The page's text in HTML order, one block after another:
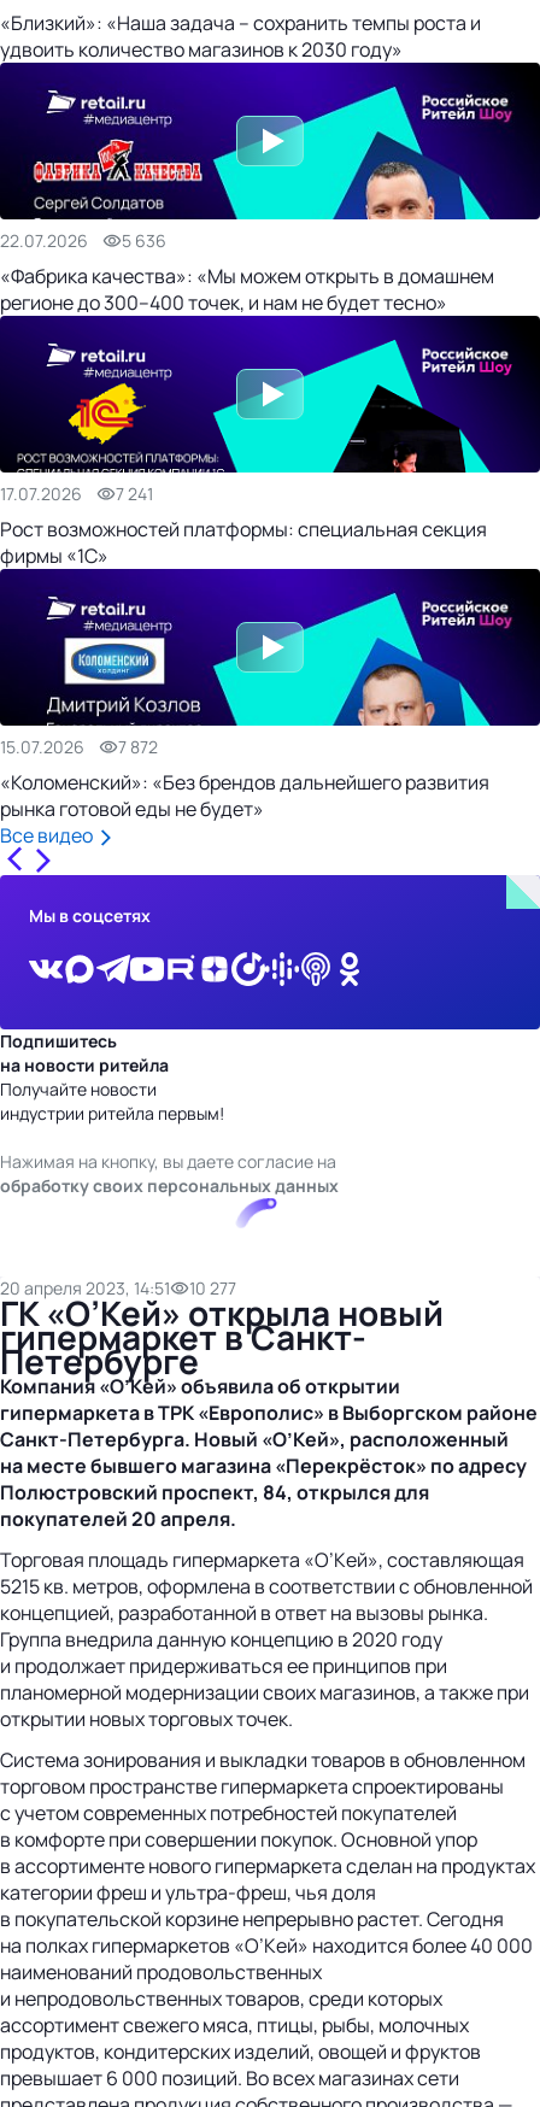
«Близкий»: «Наша задача – сохранить темпы роста и
удвоить количество магазинов к 2030 году»
22.07.2026 5 636
«Фабрика качества»: «Мы можем открыть в домашнем
регионе до 300–400 точек, и нам не будет тесно»
17.07.2026 7 241
Рост возможностей платформы: специальная секция
фирмы «1С»
15.07.2026 7 872
«Коломенский»: «Без брендов дальнейшего развития
рынка готовой еды не будет»
Все видео
Мы в соцсетях
Подпишитесь
на новости ритейла
Получайте новости
индустрии ритейла первым!
Нажимая на кнопку, вы даете согласие на
обработку своих персональных данных
20 апреля 2023, 14:51 10 277
ГК «О’Кей» открыла новый
гипермаркет в Санкт-
Петербурге
Компания «О’Кей» объявила об открытии
гипермаркета в ТРК «Европолис» в Выборгском районе
Санкт-Петербурга. Новый «О’Кей», расположенный
на месте бывшего магазина «Перекрёсток» по адресу
Полюстровский проспект, 84, открылся для
покупателей 20 апреля.
Торговая площадь гипермаркета «О’Кей», составляющая
5215 кв. метров, оформлена в соответствии с обновленной
концепцией, разработанной в ответ на вызовы рынка.
Группа внедрила данную концепцию в 2020 году
и продолжает придерживаться ее принципов при
планомерной модернизации своих магазинов, а также при
открытии новых торговых точек.
Система зонирования и выкладки товаров в обновленном
торговом пространстве гипермаркета спроектированы
с учетом современных потребностей покупателей
в комфорте при совершении покупок. Основной упор
в ассортименте нового гипермаркета сделан на продуктах
категории фреш и ультра-фреш, чья доля
в покупательской корзине непрерывно растет. Сегодня
на полках гипермаркетов «О’Кей» находится более 40 000
наименований продовольственных
и непродовольственных товаров, среди которых
ассортимент свежего мяса, птицы, рыбы, молочных
продуктов, кондитерских изделий, овощей и фруктов
превышает 6 000 позиций. Во всех магазинах сети